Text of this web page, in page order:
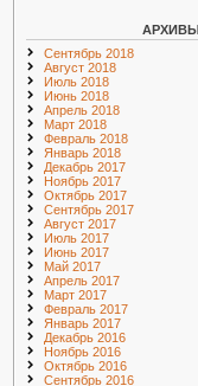
АРХИВЫ
Сентябрь 2018
Август 2018
Июль 2018
Июнь 2018
Апрель 2018
Март 2018
Февраль 2018
Январь 2018
Декабрь 2017
Ноябрь 2017
Октябрь 2017
Сентябрь 2017
Август 2017
Июль 2017
Июнь 2017
Май 2017
Апрель 2017
Март 2017
Февраль 2017
Январь 2017
Декабрь 2016
Ноябрь 2016
Октябрь 2016
Сентябрь 2016